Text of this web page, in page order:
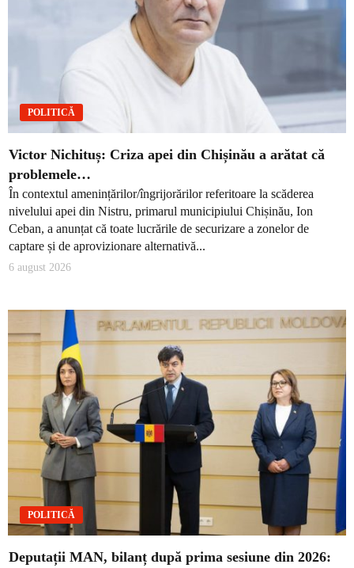
POLITICĂ
Victor Nichituș: Criza apei din Chișinău a arătat că
problemele…
În contextul amenințărilor/îngrijorărilor referitoare la scăderea
nivelului apei din Nistru, primarul municipiului Chișinău, Ion
Ceban, a anunțat că toate lucrările de securizare a zonelor de
captare și de aprovizionare alternativă...
6 august 2026
POLITICĂ
Deputații MAN, bilanț după prima sesiune din 2026: